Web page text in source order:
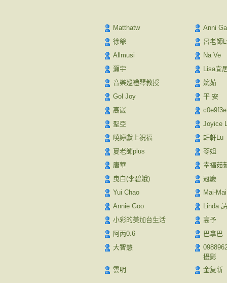
Matthatw
Anni
徐爺
呂老師
Allmusi
Na Ve
灝宇
Lisa宜
音樂巡禮琴教授
婉茹
Gol Joy
平 安
高崴
聖亞
Joyice
曉婷獻上祝福
軒軒Lu
夏老師plus
苓姐
唐華
幸福茹
曳白(李碧娥)
冠慶
Yui Chao
Mai-Mai
Annie Goo
Linda
小彩的美加台生活
高予
阿丙0.6
巴拿巴
大智慧
攝影
雲明
金复新